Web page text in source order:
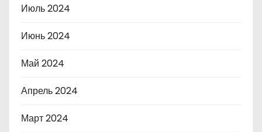
Июль 2024
Июнь 2024
Май 2024
Апрель 2024
Март 2024